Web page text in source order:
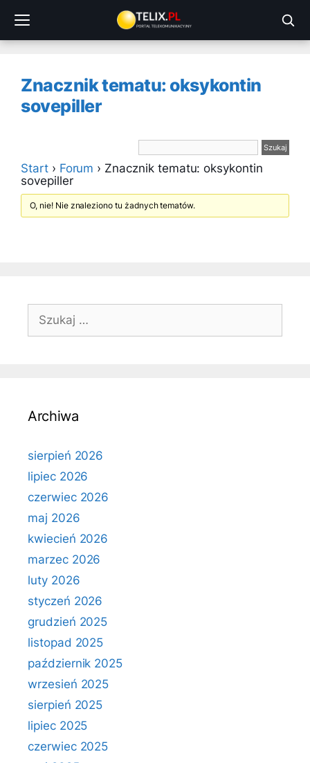
treści
Znacznik tematu: oksykontin
sovepiller
Start › Forum › Znacznik tematu: oksykontin
sovepiller
O, nie! Nie znaleziono tu żadnych tematów.
Szukaj:
Archiwa
sierpień 2026
lipiec 2026
czerwiec 2026
maj 2026
kwiecień 2026
marzec 2026
luty 2026
styczeń 2026
grudzień 2025
listopad 2025
październik 2025
wrzesień 2025
sierpień 2025
lipiec 2025
czerwiec 2025